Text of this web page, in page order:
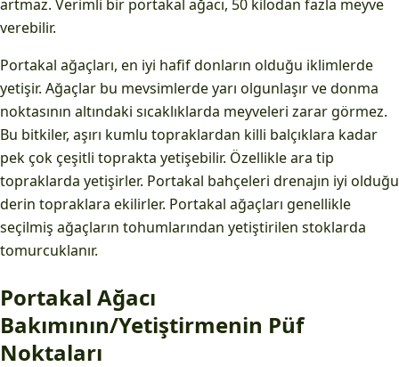
artmaz. Verimli bir portakal ağacı, 50 kilodan fazla meyve
verebilir.
Portakal ağaçları, en iyi hafif donların olduğu iklimlerde
yetişir. Ağaçlar bu mevsimlerde yarı olgunlaşır ve donma
noktasının altındaki sıcaklıklarda meyveleri zarar görmez.
Bu bitkiler, aşırı kumlu topraklardan killi balçıklara kadar
pek çok çeşitli toprakta yetişebilir. Özellikle ara tip
topraklarda yetişirler. Portakal bahçeleri drenajın iyi olduğu
derin topraklara ekilirler. Portakal ağaçları genellikle
seçilmiş ağaçların tohumlarından yetiştirilen stoklarda
tomurcuklanır.
Portakal Ağacı
Bakımının/Yetiştirmenin Püf
Noktaları